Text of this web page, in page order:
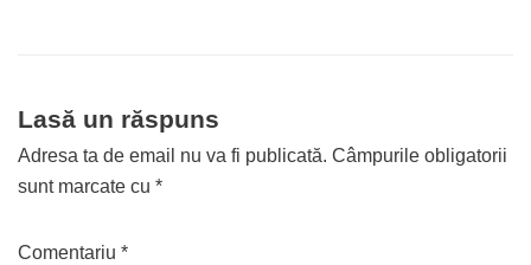
Lasă un răspuns
Adresa ta de email nu va fi publicată. Câmpurile obligatorii
sunt marcate cu *
Comentariu *